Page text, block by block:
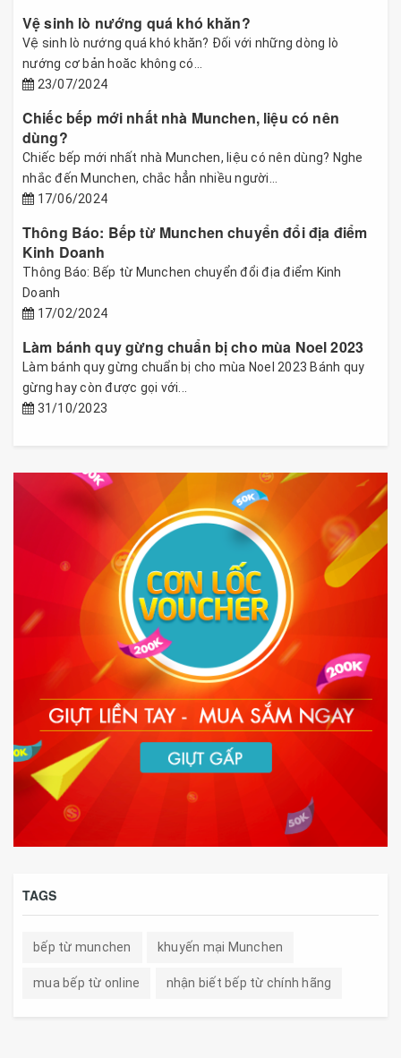
Vệ sinh lò nướng quá khó khăn?
Vệ sinh lò nướng quá khó khăn? Đối với những dòng lò
nướng cơ bản hoăc không có...
23/07/2024
Chiếc bếp mới nhất nhà Munchen, liệu có nên
dùng?
Chiếc bếp mới nhất nhà Munchen, liệu có nên dùng? Nghe
nhắc đến Munchen, chắc hẳn nhiều người...
17/06/2024
Thông Báo: Bếp từ Munchen chuyển đổi địa điểm
Kinh Doanh
Thông Báo: Bếp từ Munchen chuyển đổi địa điểm Kinh
Doanh
17/02/2024
Làm bánh quy gừng chuẩn bị cho mùa Noel 2023
Làm bánh quy gừng chuẩn bị cho mùa Noel 2023 Bánh quy
gừng hay còn được gọi với...
31/10/2023
TAGS
bếp từ munchen khuyến mại Munchen
mua bếp từ online nhận biết bếp từ chính hãng